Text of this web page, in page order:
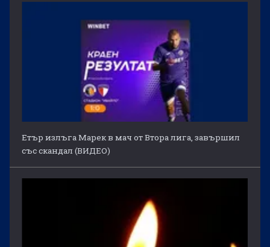
Етър излъга Марек в мач от Втора лига, завършил
със скандал (ВИДЕО)